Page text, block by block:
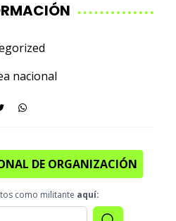
nacional
DE ORGANIZACIÓN
como militante aquí: